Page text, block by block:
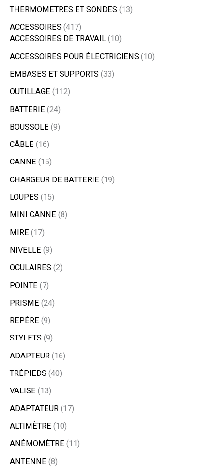
THERMOMETRES ET SONDES 13
ACCESSOIRES 417
ACCESSOIRES DE TRAVAIL 10
ACCESSOIRES POUR ÉLECTRICIENS 10
EMBASES ET SUPPORTS 33
OUTILLAGE 112
BATTERIE 24
BOUSSOLE 9
CÂBLE 16
CANNE 15
CHARGEUR DE BATTERIE 19
LOUPES 15
MINI CANNE 8
MIRE 17
NIVELLE 9
OCULAIRES 2
POINTE 7
PRISME 24
REPÈRE 9
STYLETS 9
ADAPTEUR 16
TRÉPIEDS 40
VALISE 13
ADAPTATEUR 17
ALTIMÈTRE 10
ANÉMOMÈTRE 11
ANTENNE 8